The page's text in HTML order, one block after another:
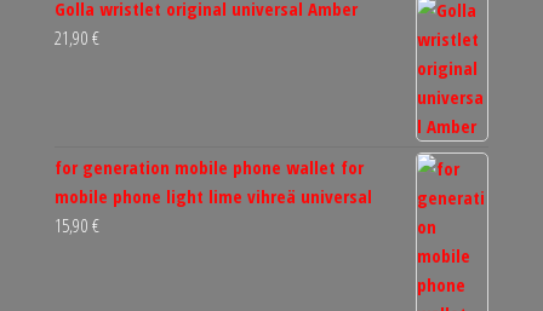
Golla wristlet original universal Amber
21,90 €
for generation mobile phone wallet for
mobile phone light lime vihreä universal
15,90 €